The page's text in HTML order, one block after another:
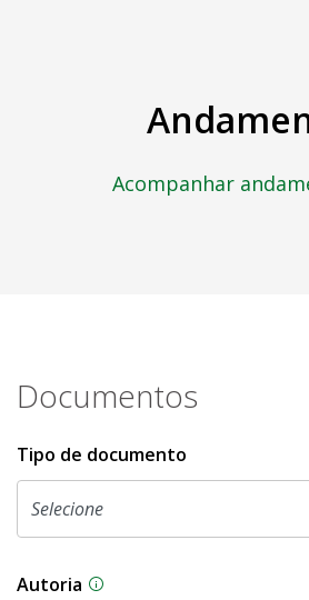
Acompanhar
Documentos
Tipo de documento
Autoria As proposições